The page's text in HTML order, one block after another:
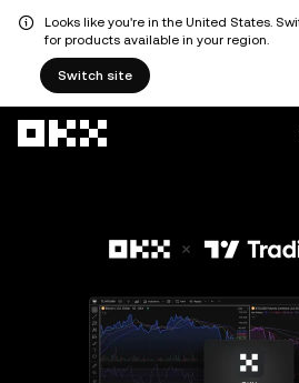
Looks like you're in the United States.
for products available in your region.
Switch site